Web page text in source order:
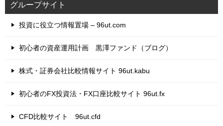
グループサイト
投資に役立つ情報置場 – 96ut.com
初心者の資産運用計画 黒澤ファンド（ブログ）
株式・証券会社比較情報サイト 96ut.kabu
初心者のFX投資法・FX口座比較サイト 96ut.fx
CFD比較サイト 96ut.cfd